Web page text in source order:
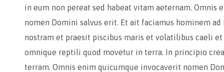
in eum non pereat sed habeat vitam aeternam. Omnis
nomen Domini salvus erit. Et ait faciamus hominem
nostram et praesit piscibus maris et volatilibus caeli
omnique reptili quod movetur in terra. In principio
terram. Omnis enim quicumque invocaverit nomen